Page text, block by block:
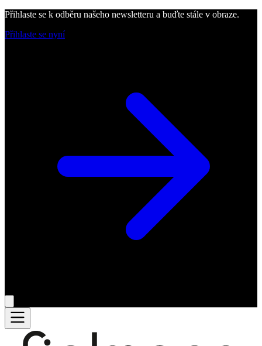
Přihlaste se k odběru našeho newsletteru a buďte stále v obraze.
Přihlaste se nyní